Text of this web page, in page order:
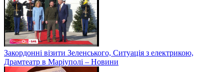
Закордонні візити Зеленського, Ситуація з електрикою,
Драмтеатр в Маріуполі – Новини